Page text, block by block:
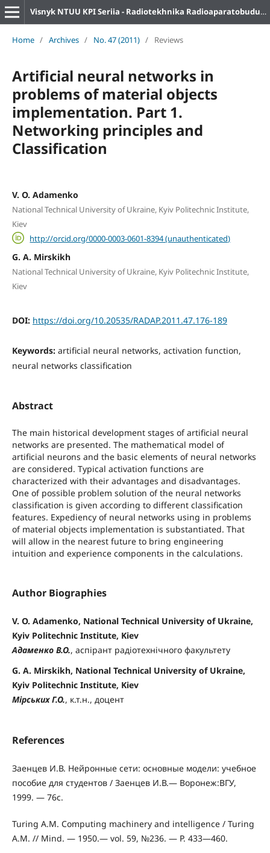
Visnyk NTUU KPI Seriia - Radiotekhnika Radioaparatobuduvannia
Home / Archives / No. 47 (2011) / Reviews
Artificial neural networks in
problems of material objects
implementation. Part 1.
Networking principles and
Classification
V. O. Adamenko
National Technical University of Ukraine, Kyiv Politechnic Institute,
Kiev
http://orcid.org/0000-0003-0601-8394 (unauthenticated)
G. A. Mirskikh
National Technical University of Ukraine, Kyiv Politechnic Institute,
Kiev
DOI: https://doi.org/10.20535/RADAP.2011.47.176-189
Keywords: artificial neural networks, activation function,
neural networks classification
Abstract
The main historical development stages of artificial neural
networks are presented. The mathematical model of
artificial neurons and the basic elements of neural networks
are considered. Typical activation functions are
characterized with their advantages and disadvantages.
One of possible problem solution of the neural networks
classification is given according to different classification
features. Expediency of neural networks using in problems
of material objects implementation is substantiated. That
will allow in the nearest future to bring engineering
intuition and experience components in the calculations.
Author Biographies
V. O. Adamenko, National Technical University of Ukraine,
Kyiv Politechnic Institute, Kiev
Адаменко В.О., аспірант радіотехнічного факультету
G. A. Mirskikh, National Technical University of Ukraine,
Kyiv Politechnic Institute, Kiev
Мірських Г.О., к.т.н., доцент
References
Заенцев И.В. Нейронные сети: основные модели: учебное
пособие для студентов / Заенцев И.В.— Воронеж:ВГУ,
1999. — 76с.
Turing A.M. Computing machinery and intelligence / Turing
A.M. // Mind. — 1950.— vol. 59, №236. — P. 433—460.